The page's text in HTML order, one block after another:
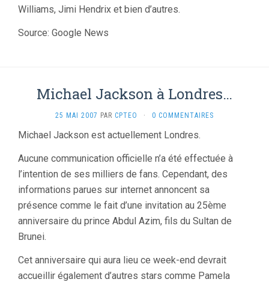
Williams, Jimi Hendrix et bien d’autres.
Source: Google News
Michael Jackson à Londres…
25 MAI 2007 PAR CPTEO · 0 COMMENTAIRES
Michael Jackson est actuellement Londres.
Aucune communication officielle n’a été effectuée à
l’intention de ses milliers de fans. Cependant, des
informations parues sur internet annoncent sa
présence comme le fait d’une invitation au 25ème
anniversaire du prince Abdul Azim, fils du Sultan de
Brunei.
Cet anniversaire qui aura lieu ce week-end devrait
accueillir également d’autres stars comme Pamela